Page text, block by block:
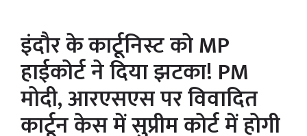
इंदौर के कार्टूनिस्ट को MP
हाईकोर्ट ने दिया झटका! PM
मोदी, आरएसएस पर विवादित
कार्टून केस में सुप्रीम कोर्ट में होगी